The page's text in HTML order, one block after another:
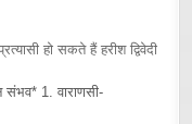
हो सकते हैं हरीश द्विवेदी
संभव* 1. वाराणसी-